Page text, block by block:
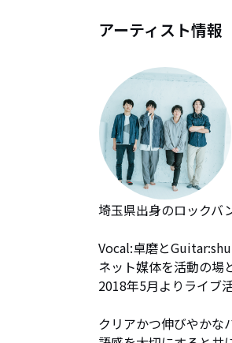
アーティスト情報
埼玉県出身のロックバ
Vocal:卓磨と
ネット媒体を活動の場
2018年5月よりライブ
クリアかつ伸びやかな